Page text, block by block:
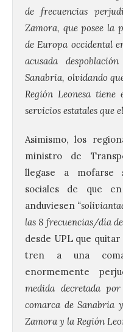
de frecuencias
Zamora, que posee la
de Europa occidental
acusada
Sanabria, olvidando
Región Leonesa
servicios estatales que
Asimismo, los
ministro de
llegase a mofarse
sociales de que
anduviesen
las 8 frecuencias/día
desde UPL que
tren a una
enormemente
medida decretada
comarca de Sanabria
Zamora y la Región